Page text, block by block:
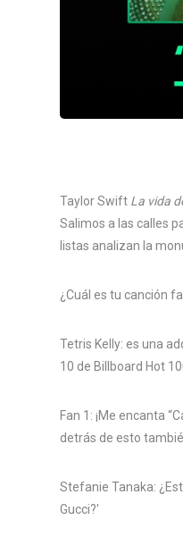
Taylor Swift La vida
Salimos a las calles
listas analizan la
¿Cuál es tu canción
Tetris Kelly: es una
10 de Billboard Hot
Fan 1: ¡Me encanta
detrás de esto
Stefanie Tanaka:
Gucci?'